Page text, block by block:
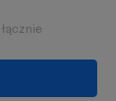
łącznie